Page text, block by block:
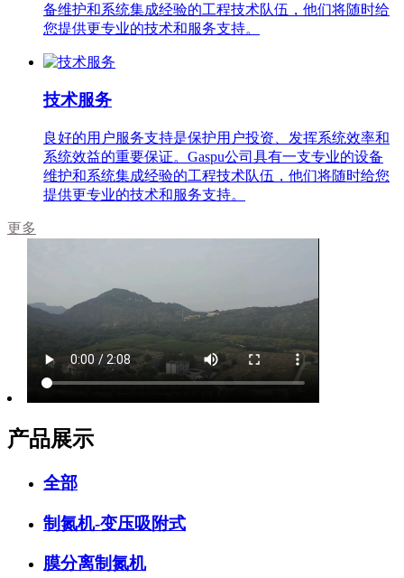
备维护和系统集成经验的工程技术队伍，他们将随时给
您提供更专业的技术和服务支持。
技术服务
良好的用户服务支持是保护用户投资、发挥系统效率和
系统效益的重要保证。Gaspu公司具有一支专业的设备
维护和系统集成经验的工程技术队伍，他们将随时给您
提供更专业的技术和服务支持。
更多
产品展示
全部
制氮机-变压吸附式
膜分离制氮机